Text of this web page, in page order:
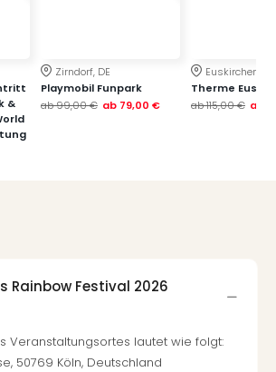
&
Zirndorf, DE
Playmobil Funpark
ab99,00 € ab 79,00 €
Euskirchen, DE
Therme
ab115,00 € ab
Rainbow Festival 2026
Veranstaltungsortes lautet wie folgt:
50769 Köln, Deutschland